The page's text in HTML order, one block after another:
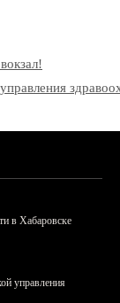
в Хабаровске
управления